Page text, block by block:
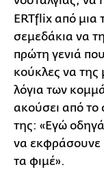
ERTflix από μια
σεμεδάκια να
πρώτη γενιά
κούκλες να της
λόγια των
ακούσει από το
της: «Εγώ
να εκφράσουνε
τα φιμέ».